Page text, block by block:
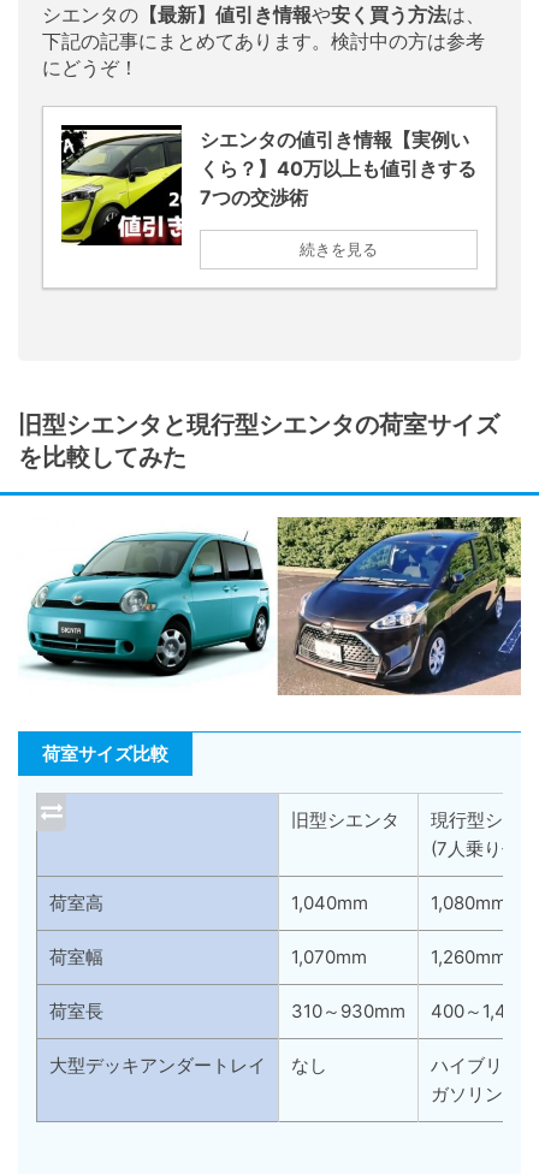
シエンタの 【最新】値引き情報や安く買う方法は、
下記の記事にまとめてあります。検討中の方は参考
にどうぞ！
シエンタの値引き情報【実例い
くら？】40万以上も値引きする
7つの交渉術
続きを見る
旧型シエンタと現行型シエンタの荷室サイズ
を比較してみた
荷室サイズ比較
旧型シエンタ
現行型シエ
(7人乗り仕
荷室高 1,040mm 1,080mm
荷室幅 1,070mm 1,260mm
荷室長 310～930mm 400～
大型デッキアンダートレイ なし
ハイブリッ
ガソリン車: